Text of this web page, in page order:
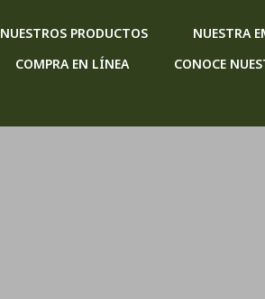
NUESTROS PRODUCTOS NUESTRA
COMPRA EN LÍNEA CONOCE